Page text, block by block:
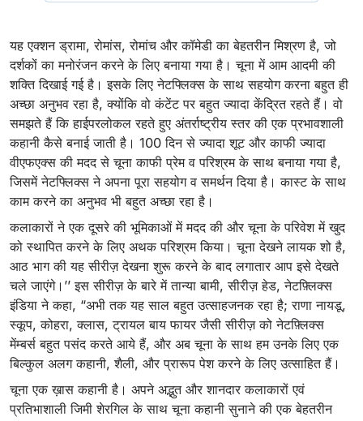
यह एक्शन ड्रामा, रोमांस, रोमांच और कॉमेडी का बेहतरीन मिश्रण है, जो
दर्शकों का मनोरंजन करने के लिए बनाया गया है। चूना में आम आदमी की
शक्ति दिखाई गई है। इसके लिए नेटफ्लिक्स के साथ सहयोग करना बहुत ही
अच्छा अनुभव रहा है, क्योंकि वो कंटेंट पर बहुत ज्यादा केंद्रित रहते हैं। वो
समझते हैं कि हाईपरलोकल रहते हुए अंतर्राष्ट्रीय स्तर की एक प्रभावशाली
कहानी कैसे बनाई जाती है। 100 दिन से ज्यादा शूट और काफी ज्यादा
वीएफएक्स की मदद से चूना काफी प्रेम व परिश्रम के साथ बनाया गया है,
जिसमें नेटफ्लिक्स ने अपना पूरा सहयोग व समर्थन दिया है। कास्ट के साथ
काम करने का अनुभव भी बहुत अच्छा रहा है।
कलाकारों ने एक दूसरे की भूमिकाओं में मदद की और चूना के परिवेश में खुद
को स्थापित करने के लिए अथक परिश्रम किया। चूना देखने लायक शो है,
आठ भाग की यह सीरीज़ देखना शुरू करने के बाद लगातार आप इसे देखते
चले जाएंगे।’’ इस सीरीज़ के बारे में तान्या बामी, सीरीज़ हेड, नेटफ़्लिक्स
इंडिया ने कहा, “अभी तक यह साल बहुत उत्साहजनक रहा है; राणा नायडू,
स्कूप, कोहरा, क्लास, ट्रायल बाय फायर जैसी सीरीज़ को नेटफ़्लिक्स
मेंम्बर्स बहुत पसंद करते आये हैं, और अब चूना के साथ हम उनके लिए एक
बिल्कुल अलग कहानी, शैली, और प्रारूप पेश करने के लिए उत्साहित हैं।
चूना एक ख़ास कहानी है। अपने अद्भुत और शानदार कलाकारों एवं
प्रतिभाशाली जिमी शेरगिल के साथ चूना कहानी सुनाने की एक बेहतरीन